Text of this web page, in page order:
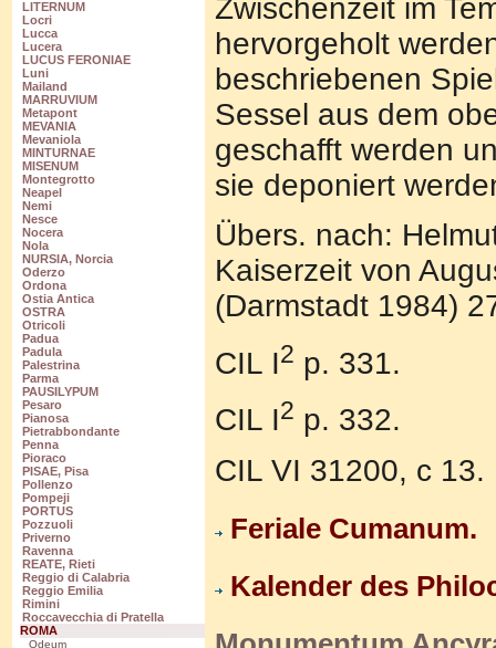
LITERNUM
Locri
Lucca
Lucera
LUCUS FERONIAE
Luni
Mailand
MARRUVIUM
Metapont
MEVANIA
Mevaniola
MINTURNAE
MISENUM
Montegrotto
Neapel
Nemi
Nesce
Nocera
Nola
NURSIA, Norcia
Oderzo
Ordona
Ostia Antica
OSTRA
Otricoli
Padua
Padula
Palestrina
Parma
PAUSILYPUM
Pesaro
Pianosa
Pietrabbondante
Penna
Pioraco
PISAE, Pisa
Pollenzo
Pompeji
PORTUS
Pozzuoli
Priverno
Ravenna
REATE, Rieti
Reggio di Calabria
Reggio Emilia
Rimini
Roccavecchia di Pratella
ROMA
Odeum
Zwischenzeit im
hervorgeholt
beschriebenen
Sessel aus dem
geschafft werden
sie deponiert
Übers. nach:
Kaiserzeit von
(Darmstadt 1984)
CIL I2 p. 331.
CIL I2 p. 332.
CIL VI 31200, c 13.
Feriale Cumanum.
Kalender des